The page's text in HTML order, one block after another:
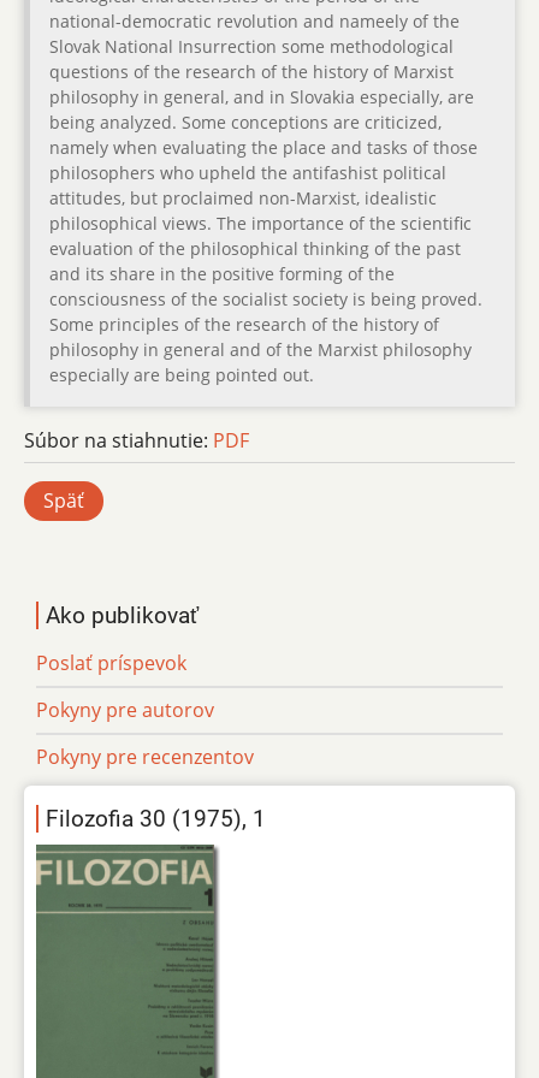
national-democratic revolution and nameely of the
Slovak National Insurrection some methodological
questions of the research of the history of Marxist
philosophy in general, and in Slovakia especially, are
being analyzed. Some conceptions are criticized,
namely when evaluating the place and tasks of those
philosophers who upheld the antifashist political
attitudes, but proclaimed non-Marxist, idealistic
philosophical views. The importance of the scientific
evaluation of the philosophical thinking of the past
and its share in the positive forming of the
consciousness of the socialist society is being proved.
Some principles of the research of the history of
philosophy in general and of the Marxist philosophy
especially are being pointed out.
Súbor na stiahnutie: PDF
Späť
Ako publikovať
Poslať príspevok
Pokyny pre autorov
Pokyny pre recenzentov
Filozofia 30 (1975), 1